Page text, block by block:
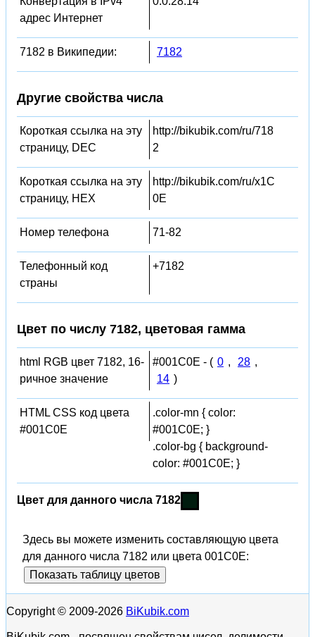
адрес Интернет
7182 в Википедии: 7182
Другие свойства числа
Короткая ссылка на эту
страницу, DEC
http://bikubik.com/ru/718
2
Короткая ссылка на эту
страницу, HEX
http://bikubik.com/ru/x1C
0E
Номер телефона 71-82
Телефонный код
страны
+7182
Цвет по числу 7182, цветовая гамма
html RGB цвет 7182, 16-
ричное значение
#001C0E - ( 0 , 28 ,
14 )
HTML CSS код цвета
#001C0E
.color-mn { color:
#001C0E; }
.color-bg { background-
color: #001C0E; }
Цвет для данного числа 7182
Здесь вы можете изменить составляющую цвета
для данного числа 7182 или цвета 001C0E:
Показать таблицу цветов
Copyright © 2009-2026 BiKubik.com